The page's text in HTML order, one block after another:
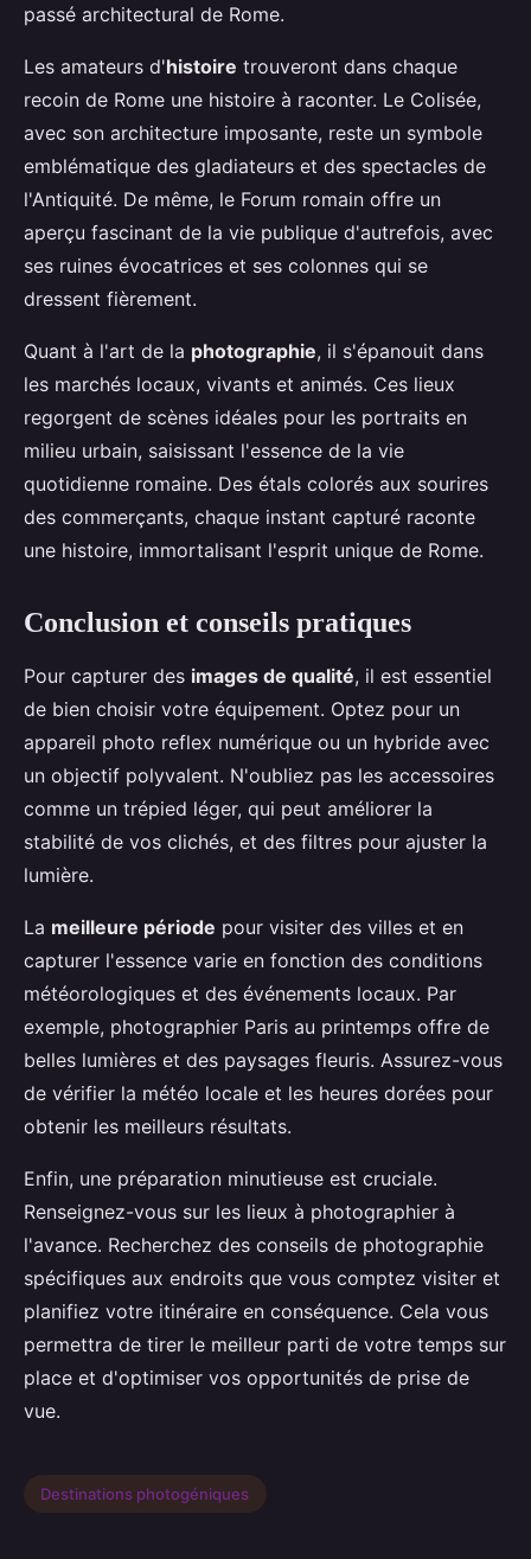
passé architectural de Rome.
Les amateurs d'histoire trouveront dans chaque
recoin de Rome une histoire à raconter. Le Colisée,
avec son architecture imposante, reste un symbole
emblématique des gladiateurs et des spectacles de
l'Antiquité. De même, le Forum romain offre un
aperçu fascinant de la vie publique d'autrefois, avec
ses ruines évocatrices et ses colonnes qui se
dressent fièrement.
Quant à l'art de la photographie, il s'épanouit dans
les marchés locaux, vivants et animés. Ces lieux
regorgent de scènes idéales pour les portraits en
milieu urbain, saisissant l'essence de la vie
quotidienne romaine. Des étals colorés aux sourires
des commerçants, chaque instant capturé raconte
une histoire, immortalisant l'esprit unique de Rome.
Conclusion et conseils pratiques
Pour capturer des images de qualité, il est essentiel
de bien choisir votre équipement. Optez pour un
appareil photo reflex numérique ou un hybride avec
un objectif polyvalent. N'oubliez pas les accessoires
comme un trépied léger, qui peut améliorer la
stabilité de vos clichés, et des filtres pour ajuster la
lumière.
La meilleure période pour visiter des villes et en
capturer l'essence varie en fonction des conditions
météorologiques et des événements locaux. Par
exemple, photographier Paris au printemps offre de
belles lumières et des paysages fleuris. Assurez-vous
de vérifier la météo locale et les heures dorées pour
obtenir les meilleurs résultats.
Enfin, une préparation minutieuse est cruciale.
Renseignez-vous sur les lieux à photographier à
l'avance. Recherchez des conseils de photographie
spécifiques aux endroits que vous comptez visiter et
planifiez votre itinéraire en conséquence. Cela vous
permettra de tirer le meilleur parti de votre temps sur
place et d'optimiser vos opportunités de prise de
vue.
Destinations photogéniques